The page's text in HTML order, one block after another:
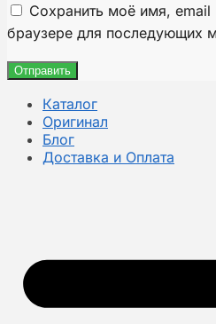
Сохранить моё имя, email
браузере для последующих
Каталог
Оригинал
Блог
Доставка и Оплата